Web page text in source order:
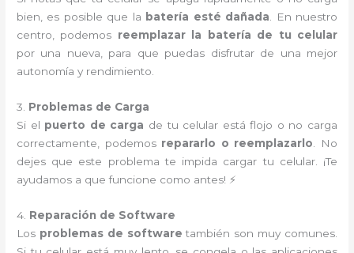
bien, es posible que la batería esté dañada . En nuestro
centro, podemos reemplazar la batería de tu celular
por una nueva, para que puedas disfrutar de una mejor
autonomía y rendimiento.
3. Problemas de Carga
Si el puerto de carga de tu celular está flojo o no carga
correctamente, podemos repararlo o reemplazarlo . No
dejes que este problema te impida cargar tu celular. ¡Te
ayudamos a que funcione como antes! ⚡
4. Reparación de Software
Los problemas de software también son muy comunes.